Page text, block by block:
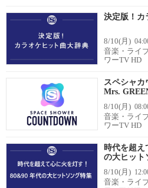
決定版！カ
8/10(月)
音楽・ライ
ワーTV HD
スペシャカ
Mrs.
8/10(月)
音楽・ライ
ワーTV HD
時代を超え
の大ヒット
8/10(月)
音楽・ライ